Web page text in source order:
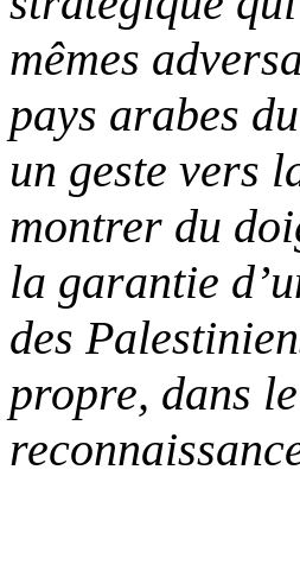
mêmes
pays arabes
un geste vers
montrer du
la garantie
des
propre, dans